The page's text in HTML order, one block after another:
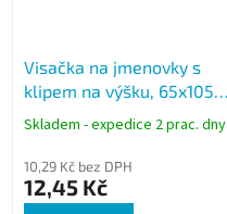
Visačka na jmenovky s
klipem na výšku, 65x105
mm
Skladem - expedice 2 prac. dny
10,29 Kč bez DPH
12,45 Kč